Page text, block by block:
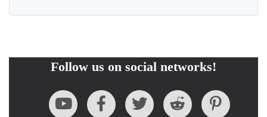
Follow us on social networks!